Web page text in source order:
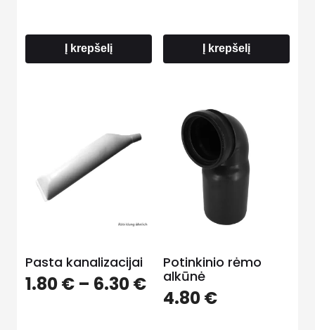
Į krepšelį Į krepšelį
Pasta kanalizacijai
1.80€ – 6.30€Price
range:
Potinkinio rėmo
alkūnė
4.80€